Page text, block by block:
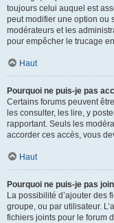
toujours celui auquel est
peut modifier une option ou
modérateurs et les
pour empêcher le trucage
Haut
Pourquoi ne puis-je pas
Certains forums peuvent
les consulter, les lire, y
rapportant. Seuls les
accorder ces accès, vous
Haut
Pourquoi ne puis-je pas
La possibilité d’ajouter des
groupe, ou par utilisateur.
fichiers joints pour le forum